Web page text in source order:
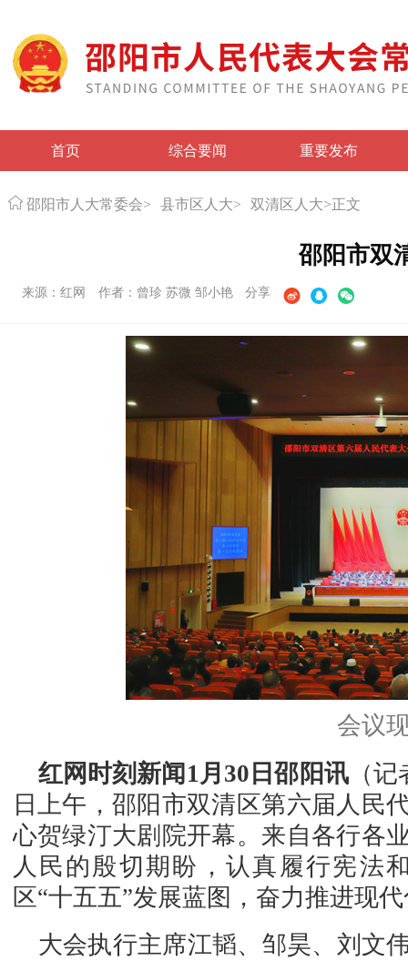
首页 综合要闻 重要发布
邵阳市人大常委会> 县市区人大> 双清区人大>正文
邵阳市双
来源：红网 作者：曾珍 苏微 邹小艳 分享
会议
红网时刻新闻1月30日邵阳讯（记
日上午，邵阳市双清区第六届人民
心贺绿汀大剧院开幕。来自各行各
人民的殷切期盼，认真履行宪法
区“十五五”发展蓝图，奋力推进现
大会执行主席江韬、邹昊、刘文